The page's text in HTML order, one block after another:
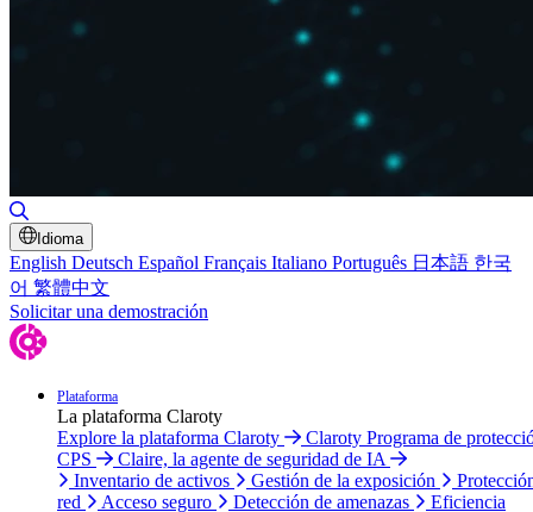
Idioma
English Deutsch Español Français Italiano Português 日本語 한국
어 繁體中文
Solicitar una demostración
Plataforma
La plataforma Claroty
Explore la plataforma Claroty
Claroty Programa de
CPS
Claire, la agente de seguridad de IA
Inventario de activos
Gestión de la exposición
red
Acceso seguro Detección de amenazas
Eficiencia